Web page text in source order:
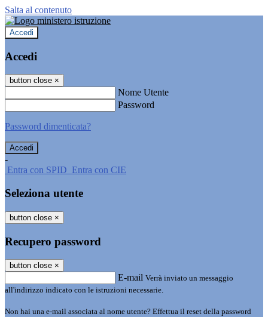
Salta al contenuto
Accedi
Accedi
button close ×
Nome Utente
Password
Password dimenticata?
-
Entra con SPID Entra con CIE
Seleziona utente
button close ×
Recupero password
button close ×
E-mail Verrà inviato un messaggio
all'indirizzo indicato con le istruzioni necessarie.
Non hai una e-mail associata al nome utente? Effettua il reset della password